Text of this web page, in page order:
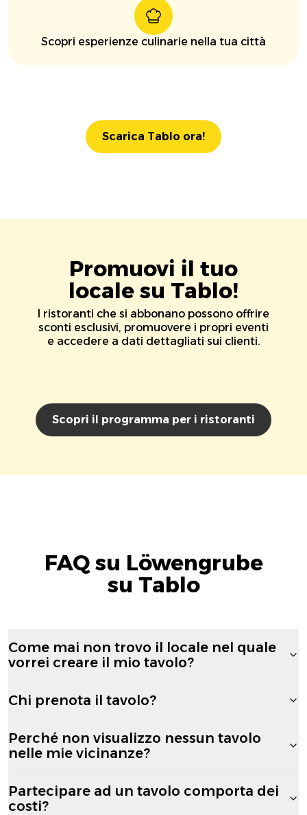
Scopri esperienze culinarie nella tua città
Scarica Tablo ora!
Promuovi il tuo
locale su Tablo!
I ristoranti che si abbonano possono offrire
sconti esclusivi, promuovere i propri eventi
e accedere a dati dettagliati sui clienti.
Scopri il programma per i ristoranti
FAQ su Löwengrube
su Tablo
Come mai non trovo il locale nel quale
vorrei creare il mio tavolo?
Chi prenota il tavolo?
Perché non visualizzo nessun tavolo
nelle mie vicinanze?
Partecipare ad un tavolo comporta dei
costi?